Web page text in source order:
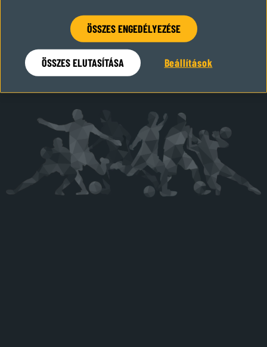
Hamarosan visszatérünk
ÖSSZES ENGEDÉLYEZÉSE
ÖSSZES ELUTASÍTÁSA Beállítások